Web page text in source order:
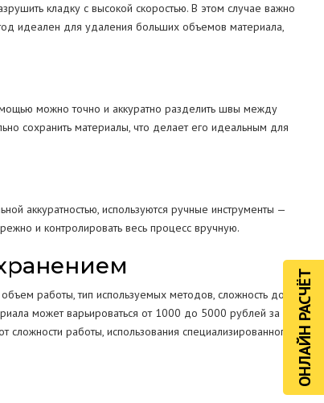
ОНЛАЙН РАСЧЁТ
кладку с высокой скоростью. В этом случае важно
идеален для удаления больших объемов материала,
можно точно и аккуратно разделить швы между
сохранить материалы, что делает его идеальным для
аккуратностью, используются ручные инструменты —
и контролировать весь процесс вручную.
работы, тип используемых методов, сложность доступа
может варьироваться от 1000 до 5000 рублей за
работы, использования специализированного